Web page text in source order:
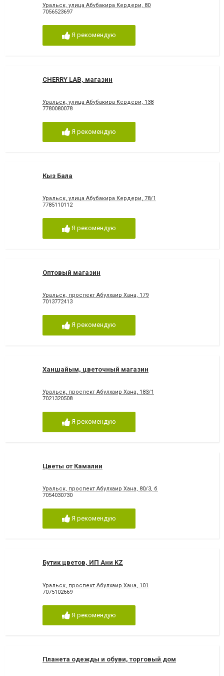
Уральск, улица Абубакира Кердери, 80
7056523697
Я рекомендую
CHERRY LAB, магазин
Уральск, улица Абубакира Кердери, 138
7780080078
Я рекомендую
Кыз Бала
Уральск, улица Абубакира Кердери, 78/1
7785110112
Я рекомендую
Оптовый магазин
Уральск, проспект Абулхаир Хана, 179
7013772413
Я рекомендую
Ханшайым, цветочный магазин
Уральск, проспект Абулхаир Хана, 183/1
7021320508
Я рекомендую
Цветы от Камалии
Уральск, проспект Абулхаир Хана, 80/3, б
7054030730
Я рекомендую
Бутик цветов, ИП Ани KZ
Уральск, проспект Абулхаир Хана, 101
7075102669
Я рекомендую
Планета одежды и обуви, торговый дом